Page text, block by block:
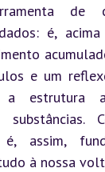
de
é,
e um
a estrutura
substâncias.
assim,
à nossa